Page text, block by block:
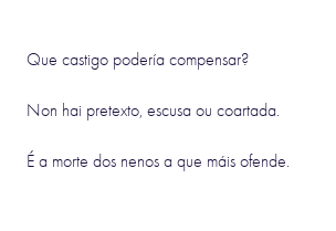
Que castigo podería compensar?
Non hai pretexto, escusa ou coartada.
É a morte dos nenos a que máis ofende.